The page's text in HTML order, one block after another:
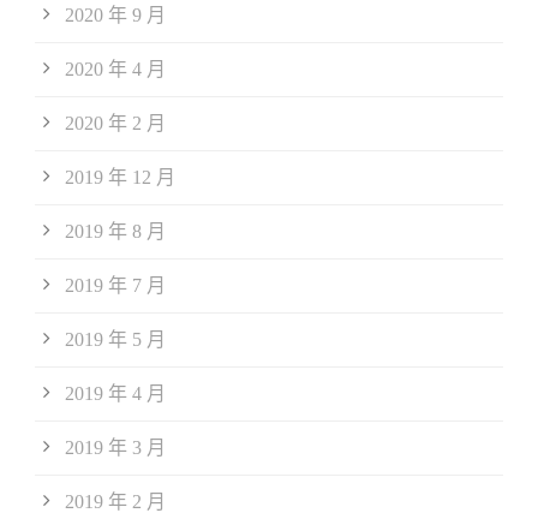
2020 年 9 月
2020 年 4 月
2020 年 2 月
2019 年 12 月
2019 年 8 月
2019 年 7 月
2019 年 5 月
2019 年 4 月
2019 年 3 月
2019 年 2 月